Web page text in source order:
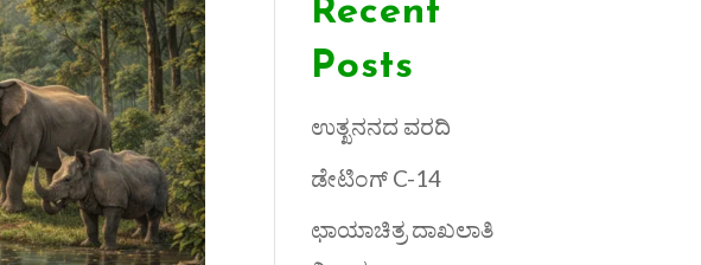
Recent
Posts
ಉತ್ಖನನದ ವರದಿ
ಡೇಟಿಂಗ್ C-14
ಛಾಯಾಚಿತ್ರ ದಾಖಲಾತಿ